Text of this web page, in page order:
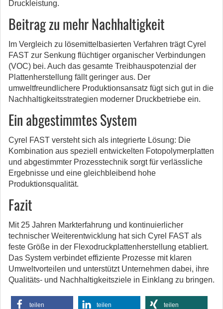
Druckleistung.
Beitrag zu mehr Nachhaltigkeit
Im Vergleich zu lösemittelbasierten Verfahren trägt Cyrel
FAST zur Senkung flüchtiger organischer Verbindungen
(VOC) bei. Auch das gesamte Treibhauspotenzial der
Plattenherstellung fällt geringer aus. Der
umweltfreundlichere Produktionsansatz fügt sich gut in die
Nachhaltigkeitsstrategien moderner Druckbetriebe ein.
Ein abgestimmtes System
Cyrel FAST versteht sich als integrierte Lösung: Die
Kombination aus speziell entwickelten Fotopolymerplatten
und abgestimmter Prozesstechnik sorgt für verlässliche
Ergebnisse und eine gleichbleibend hohe
Produktionsqualität.
Fazit
Mit 25 Jahren Markterfahrung und kontinuierlicher
technischer Weiterentwicklung hat sich Cyrel FAST als
feste Größe in der Flexodruckplattenherstellung etabliert.
Das System verbindet effiziente Prozesse mit klaren
Umweltvorteilen und unterstützt Unternehmen dabei, ihre
Qualitäts- und Nachhaltigkeitsziele in Einklang zu bringen.
teilen teilen teilen